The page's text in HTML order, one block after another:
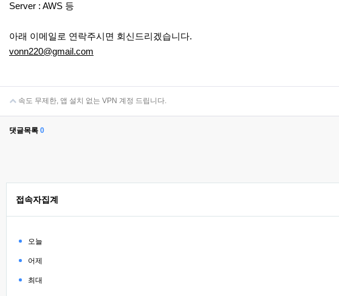
Server : AWS 등
아래 이메일로 연락주시면 회신드리겠습니다.
vonn220@gmail.com
속도 무제한, 앱 설치 없는 VPN 계정 드립니다.
댓글목록 0
접속자집계
오늘
어제
최대